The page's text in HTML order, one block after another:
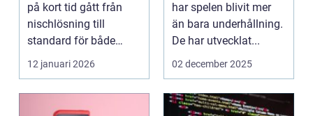
på kort tid gått från
nischlösning till
standard för både
företag och privat...
12 januari 2026
har spelen blivit mer
än bara underhållning.
De har utvecklat...
02 december 2025